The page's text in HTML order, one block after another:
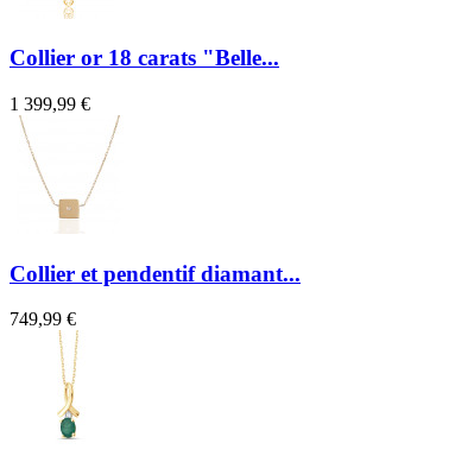
Collier or 18 carats "Belle...
1 399,99 €
Collier et pendentif diamant...
749,99 €